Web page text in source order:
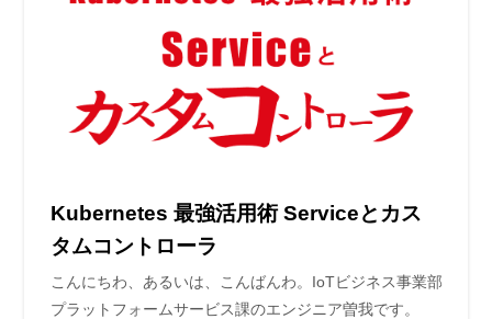
Kubernetes 最強活用術 Serviceとカス
タムコントローラ
こんにちわ、あるいは、こんばんわ。IoTビジネス事業部
プラットフォームサービス課のエンジニア曽我です。